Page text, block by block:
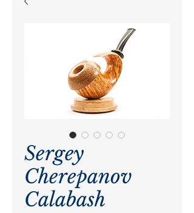
Sergey
Cherepanov
Calabash